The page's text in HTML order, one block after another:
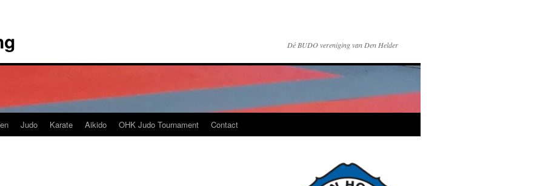
Dé BUDO vereniging van Den Helder
Judo Karate Aikido OHK Judo Tournament Contact